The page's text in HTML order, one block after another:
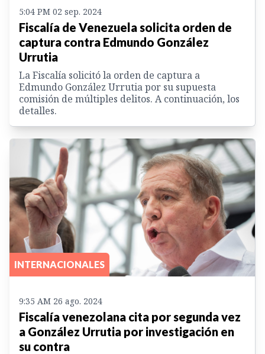
5:04 PM 02 sep. 2024
Fiscalía de Venezuela solicita orden de
captura contra Edmundo González
Urrutia
La Fiscalía solicitó la orden de captura a
Edmundo González Urrutia por su supuesta
comisión de múltiples delitos. A continuación, los
detalles.
INTERNACIONALES
9:35 AM 26 ago. 2024
Fiscalía venezolana cita por segunda vez
a González Urrutia por investigación en
su contra